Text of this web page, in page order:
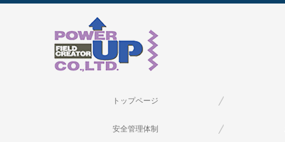
トップページ
安全管理体制